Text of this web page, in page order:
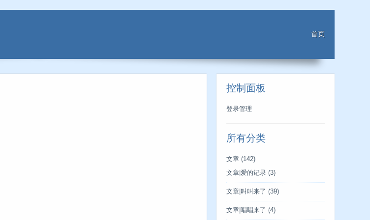
首页
控制面板
登录管理
所有分类
文章 (142)
文章|爱的记录 (3)
文章|叫叫来了 (39)
文章|唱唱来了 (4)